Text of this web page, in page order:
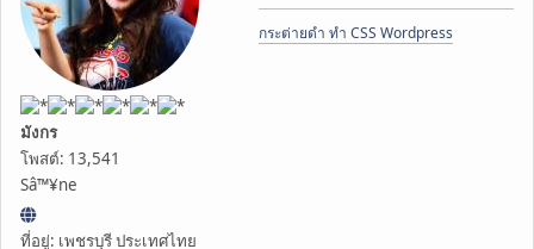
มังกร
โพสต์: 13,541
Sâ™¥ne
ที่อยู่: เพชรบุรี ประเทศไทย
กระต่ายดำ ทำ CSS Wordpress